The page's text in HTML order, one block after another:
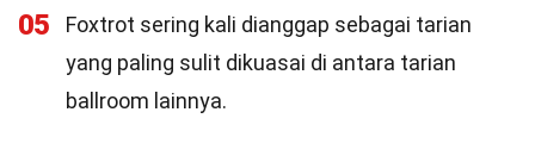
05
Foxtrot sering kali dianggap sebagai tarian
yang paling sulit dikuasai di antara tarian
ballroom lainnya.